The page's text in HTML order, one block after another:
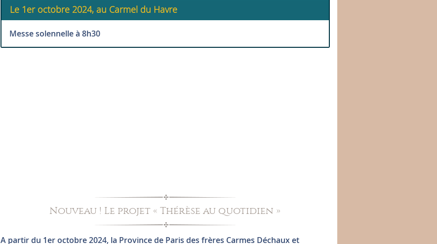
Le 1er octobre 2024, au Carmel du Havre
Messe solennelle à 8h30
Nouveau ! Le projet « Thérèse au quotidien »
A partir du 1er octobre 2024, la Province de Paris des frères Carmes Déchaux et